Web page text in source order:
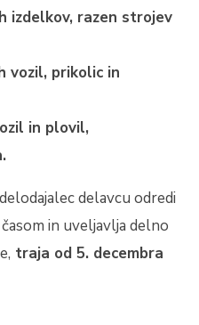
izdelkov, razen strojev
vozil, prikolic in
in plovil,
delavcu odredi
in uveljavlja delno
traja od 5. decembra